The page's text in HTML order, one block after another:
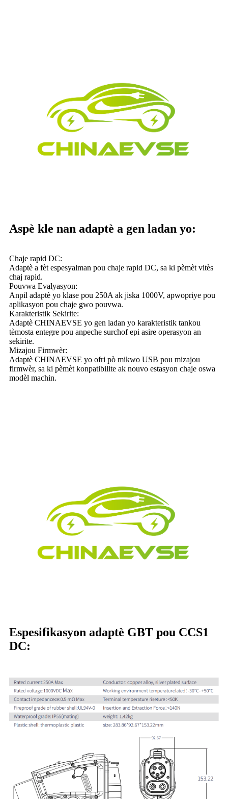
Aspè kle nan adaptè a gen ladan yo:
Chaje rapid DC:
Adaptè a fèt espesyalman pou chaje rapid DC, sa ki pèmèt vitès
chaj rapid.
Pouvwa Evalyasyon:
Anpil adaptè yo klase pou 250A ak jiska 1000V, apwopriye pou
aplikasyon pou chaje gwo pouvwa.
Karakteristik Sekirite:
Adaptè CHINAEVSE yo gen ladan yo karakteristik tankou
tèmosta entegre pou anpeche surchof epi asire operasyon an
sekirite.
Mizajou Firmwèr:
Adaptè CHINAEVSE yo ofri pò mikwo USB pou mizajou
firmwèr, sa ki pèmèt konpatibilite ak nouvo estasyon chaje oswa
modèl machin.
Espesifikasyon adaptè GBT pou CCS1
DC: